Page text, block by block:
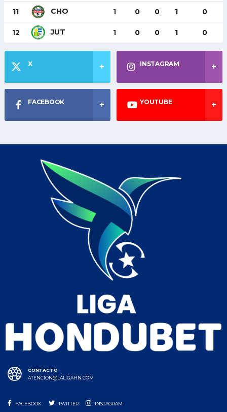
11 CHO 1 0 0 1 0
12 JUT 1 0 0 1 0
X INSTAGRAM
FACEBOOK YOUTUBE
CONTACTO
ATENCION@LALIGAHN.COM
FACEBOOK TWITTER INSTAGRAM